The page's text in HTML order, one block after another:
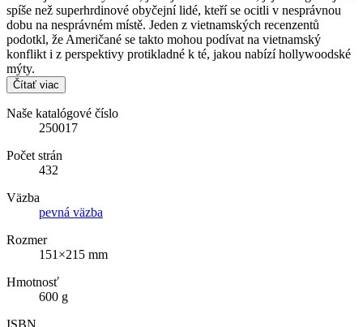
spíše než superhrdinové obyčejní lidé, kteří se ocitli v nesprávnou
dobu na nesprávném místě. Jeden z vietnamských recenzentů
podotkl, že Američané se takto mohou podívat na vietnamský
konflikt i z perspektivy protikladné k té, jakou nabízí hollywoodské
mýty.
Čítať viac
Naše katalógové číslo
250017
Počet strán
432
Väzba
pevná väzba
Rozmer
151×215 mm
Hmotnosť
600 g
ISBN